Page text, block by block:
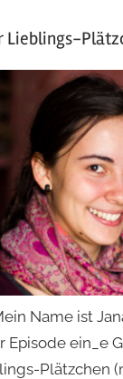
Lieblings-
Name ist
Episode ein_e
Plätzchen